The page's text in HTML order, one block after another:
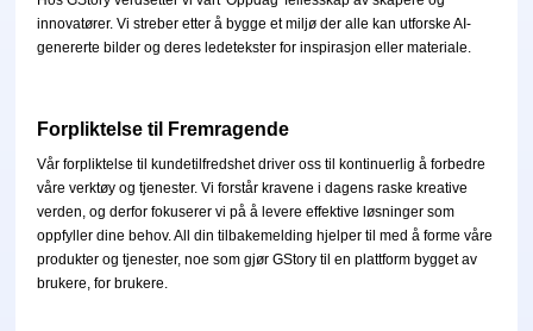
innovatører. Vi streber etter å bygge et miljø der alle kan utforske AI-
genererte bilder og deres ledetekster for inspirasjon eller materiale.
Forpliktelse til Fremragende
Vår forpliktelse til kundetilfredshet driver oss til kontinuerlig å forbedre
våre verktøy og tjenester. Vi forstår kravene i dagens raske kreative
verden, og derfor fokuserer vi på å levere effektive løsninger som
oppfyller dine behov. All din tilbakemelding hjelper til med å forme våre
produkter og tjenester, noe som gjør GStory til en plattform bygget av
brukere, for brukere.